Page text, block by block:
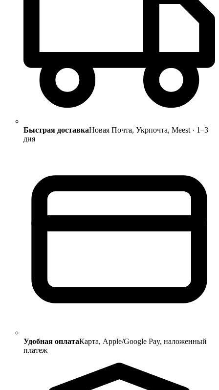
Быстрая доставкаНовая Почта, Укрпочта, Meest · 1–3
дня
Удобная оплатаКарта, Apple/Google Pay, наложенный
платеж